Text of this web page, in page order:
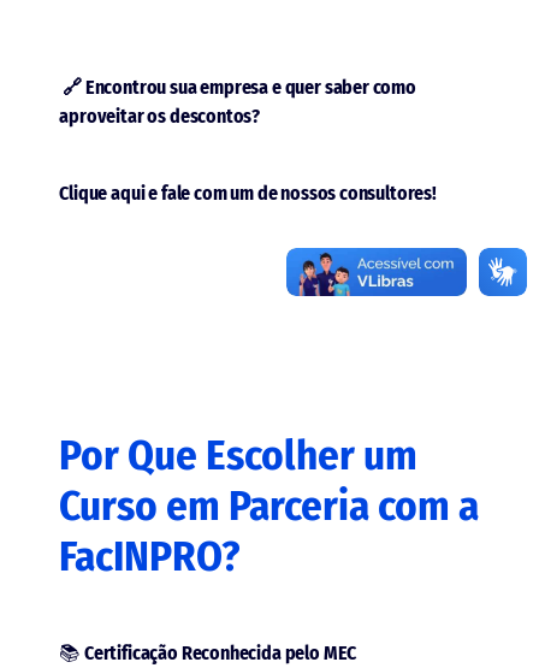
🔗 Encontrou sua empresa e quer saber como
aproveitar os descontos?
Clique aqui e fale com um de nossos consultores!
Por Que Escolher um
Curso em Parceria com a
FacINPRO?
📚 Certificação Reconhecida pelo MEC